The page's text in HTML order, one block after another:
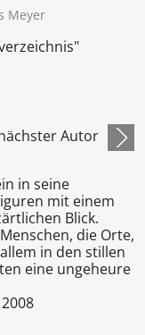
Meyer
Autor
in seine
mit einem
Blick.
die Orte,
in den stillen
eine ungeheure